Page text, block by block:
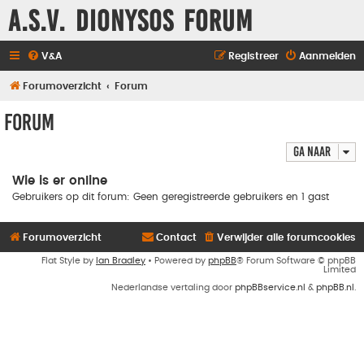
A.S.V. Dionysos Forum
V&A Aanmelden
Registreer
Forumoverzicht Forum
Forum
Ga naar
Wie is er online
Gebruikers op dit forum: Geen geregistreerde gebruikers en 1 gast
Forumoverzicht Verwijder alle forumcookies
Contact
Flat Style by Ian Bradley • Powered by phpBB® Forum Software © phpBB
Limited
Nederlandse vertaling door phpBBservice.nl & phpBB.nl .